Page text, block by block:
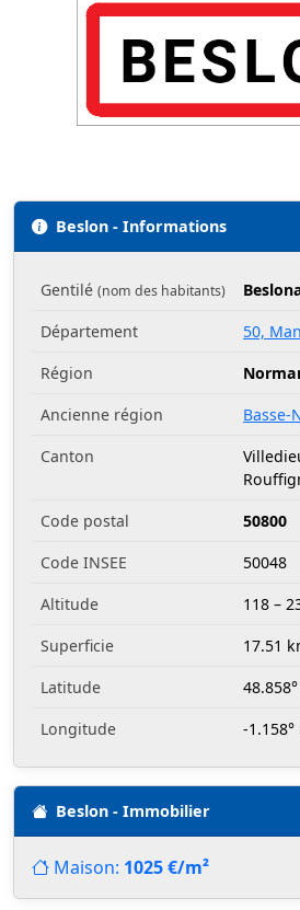
Beslon - Informations
Gentilé (nom des habitants)
Département
50,
Région
Ancienne région
Basse-
Canton
Code postal
50800
Code INSEE
50048
Altitude
118 –
Superficie
17.51
Latitude
Longitude
-1.158°
Beslon - Immobilier
Maison: 1025 €/m²